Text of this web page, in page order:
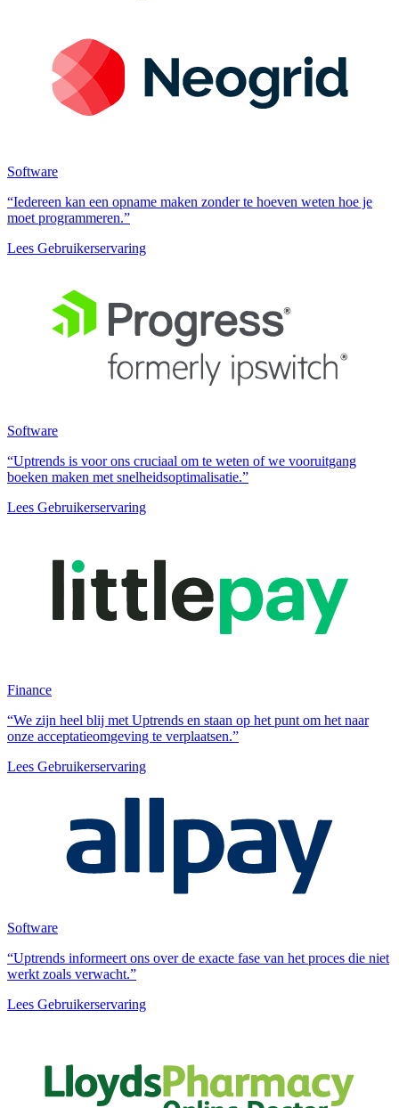
Software
“Iedereen kan een opname maken zonder te hoeven weten hoe je
moet programmeren.”
Lees Gebruikerservaring
Software
“Uptrends is voor ons cruciaal om te weten of we vooruitgang
boeken maken met snelheidsoptimalisatie.”
Lees Gebruikerservaring
Finance
“We zijn heel blij met Uptrends en staan op het punt om het naar
onze acceptatieomgeving te verplaatsen.”
Lees Gebruikerservaring
Software
“Uptrends informeert ons over de exacte fase van het proces die niet
werkt zoals verwacht.”
Lees Gebruikerservaring